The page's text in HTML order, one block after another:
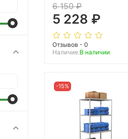
6 150 ₽
5 228 ₽
Отзывов - 0
Наличие:В наличии
-15%